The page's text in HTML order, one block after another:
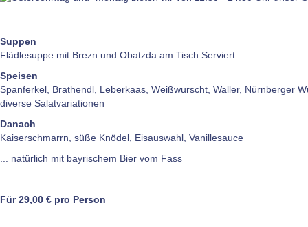
Suppen
Flädlesuppe mit Brezn und Obatzda am Tisch Serviert
Speisen
Spanferkel, Brathendl, Leberkaas, Weißwurscht, Waller, Nürnberger
diverse Salatvariationen
Danach
Kaiserschmarrn, süße Knödel, Eisauswahl, Vanillesauce
... natürlich mit bayrischem Bier vom Fass
Für 29,00 € pro Person